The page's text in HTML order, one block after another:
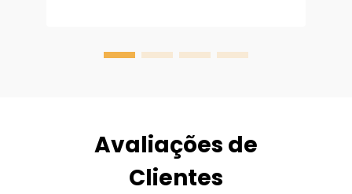
relação direta...
Avaliações de
Clientes